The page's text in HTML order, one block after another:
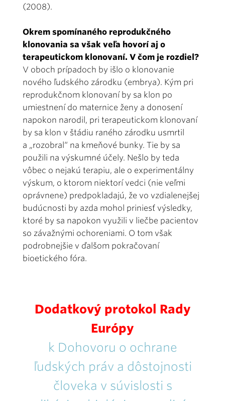
(2008).
Okrem spomínaného reprodukčného
klonovania sa však veľa hovorí aj o
terapeutickom klonovaní. V čom je rozdiel?
V oboch prípadoch by išlo o klonovanie
nového ľudského zárodku (embrya). Kým pri
reprodukčnom klonovaní by sa klon po
umiestnení do maternice ženy a donosení
napokon narodil, pri terapeutickom klonovaní
by sa klon v štádiu raného zárodku usmrtil
a „rozobral“ na kmeňové bunky. Tie by sa
použili na výskumné účely. Nešlo by teda
vôbec o nejakú terapiu, ale o experimentálny
výskum, o ktorom niektorí vedci (nie veľmi
oprávnene) predpokladajú, že vo vzdialenejšej
budúcnosti by azda mohol priniesť výsledky,
ktoré by sa napokon využili v liečbe pacientov
so závažnými ochoreniami. O tom však
podrobnejšie v ďalšom pokračovaní
bioetického fóra.
Dodatkový protokol Rady
Európy
k Dohovoru o ochrane
ľudských práv a dôstojnosti
človeka v súvislosti s